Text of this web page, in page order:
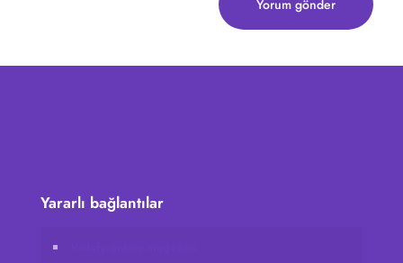
Yararlı bağlantılar